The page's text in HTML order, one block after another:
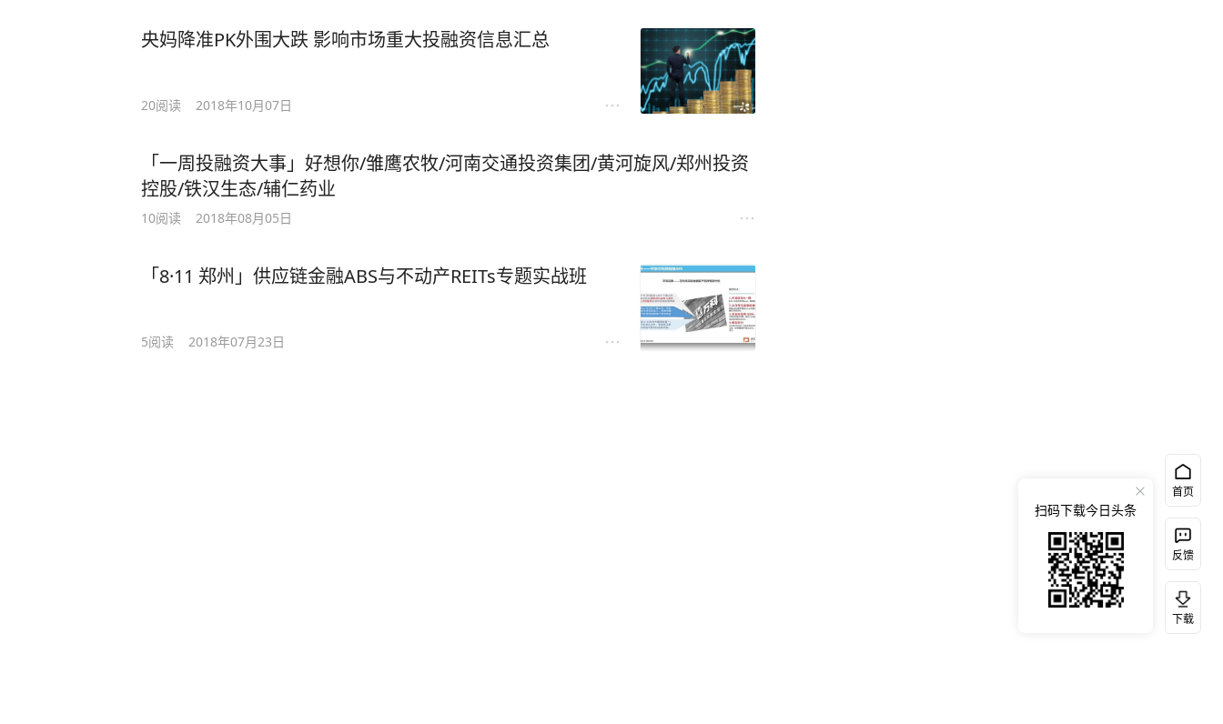
央妈降准PK外围大跌 影响市场重大投融资信息汇总
20阅读 2018年10月07日
「一周投融资大事」好想你/雏鹰农牧/河南交通投资集团/黄河旋风/郑州投资
控股/铁汉生态/辅仁药业
10阅读 2018年08月05日
「8·11 郑州」供应链金融ABS与不动产REITs专题实战班
5阅读 2018年07月23日
首页
反馈
下载
扫码下载今日头条